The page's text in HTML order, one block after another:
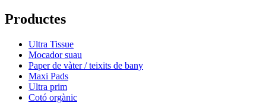
Productes
Ultra Tissue
Mocador suau
Paper de vàter / teixits de bany
Maxi Pads
Ultra prim
Cotó orgànic